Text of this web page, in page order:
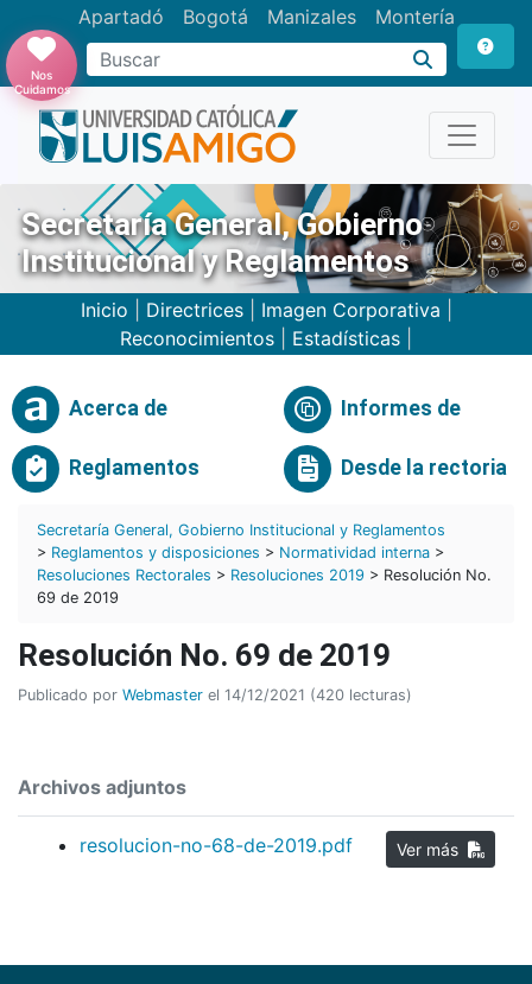
Apartadó Bogotá Manizales Montería
Buscar
Nos
Cuidamos
Secretaría General, Gobierno
Institucional y Reglamentos
Inicio Directrices| Imagen Corporativa
Reconocimientos
Estadísticas
Acerca de Informes de
Reglamentos Desde la rectoria
Secretaría General, Gobierno Institucional y Reglamentos
> Reglamentos y disposiciones > Normatividad interna >
Resoluciones Rectorales > Resoluciones 2019 > Resolución No.
69 de 2019
Resolución No. 69 de 2019
Publicado por Webmaster el 14/12/2021 (420 lecturas)
Archivos adjuntos
resolucion-no-68-de-2019.pdf